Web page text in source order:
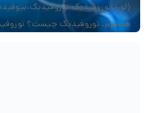
هستیم. نوروفیدبک چیست؟